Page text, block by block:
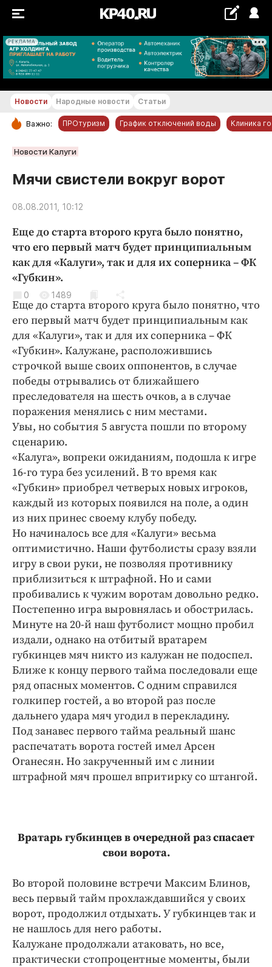
РЕКЛАМА
+20...+21 °С
РУБРИКИ
Статьи
Авто и транспорт
Благоустройство
Криминал
Культура
Недвижимость и ЖКХ
Образование
Общество
Погода
Праздники
Происшествия
Спорт
Экономика и бизнес
ПРОЕКТЫ
Блоги
Медиаперсона
Интересное чтиво
Клиника года
Бренд года
Работодатель года
Новости Народные новости Статьи
Важно: ПРОтуризм График отключений воды Клиника
Новости Калуги
Мячи свистели вокруг ворот
08.08.2011, 10:12
Еще до старта второго круга было понятно,
что его первый матч будет принципиальным
как для «Калуги», так и для их соперника – ФК
«Губкин».
0 1489
Еще до старта второго круга было понятно, что
его первый матч будет принципиальным как
для «Калуги», так и для их соперника – ФК
«Губкин». Калужане, расположившись
строчкой выше своих оппонентов, в случае
победы отрывались от ближайшего
преследователя на шесть очков, а в случае
поражения менялись с ним местами.
Увы, но события 5 августа пошли по второму
сценарию.
«Калуга», вопреки ожиданиям, подошла к игре
16-го тура без усилений. В то время как
«Губкин» приобрел четверых новых игроков,
каждый из которых появился на поле, а один
из них принес своему клубу победу.
Но начиналось все для «Калуги» весьма
оптимистично. Наши футболисты сразу взяли
игру в свои руки, не позволяя противнику
приблизиться к штрафной. Но и сами
пробивались к чужим воротам довольно редко.
Постепенно игра выровнялась и обострилась.
Минуте на 20-й наш футболист мощно пробил
издали, однако на отбитый вратарем
губкинцев мяч никто из калужан не подоспел.
Ближе к концу первого тайма последовали еще
ряд опасных моментов. С одним справился
голкипер гостей, а во второй раз после
дальнего удара мяч угодил в перекладину.
Под занавес первого тайма реальный шанс
распечатать ворота гостей имел Арсен
Оганесян. Но закрученный им с линии
штрафной мяч прошел впритирку со штангой.
Вратарь губкинцев в очередной раз спасает
свои ворота.
Во второй половине встречи Максим Блинов,
весь первый тайм прохлаждавшийся у своих
ворот, продолжил отдыхать. У губкинцев так и
не нашлось для него работы.
Калужане продолжали атаковать, но все,
практически стопроцентные моменты, были